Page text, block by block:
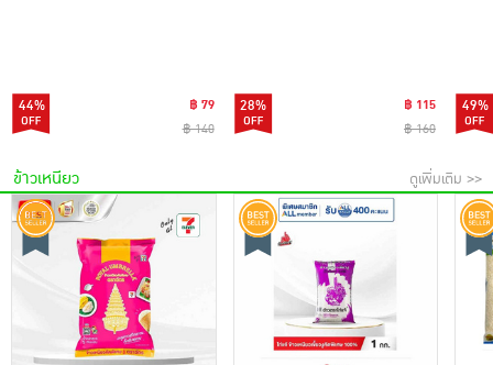
44%
฿ 79
฿ 140
28%
฿ 115
฿ 160
49%
ข้าวเหนียว ดูเพิ่มเติม >>